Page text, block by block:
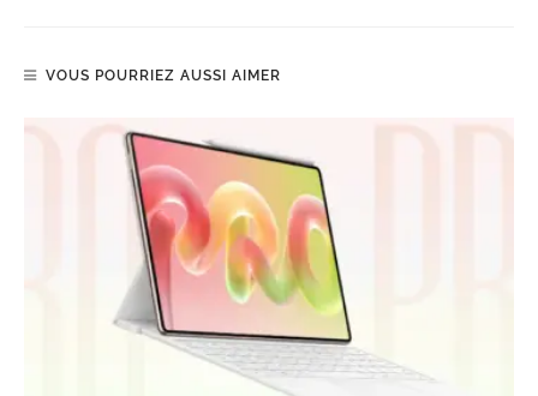
VOUS POURRIEZ AUSSI AIMER